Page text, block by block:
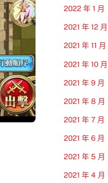
2022 年 1 月
2021 年 12 月
2021 年 11 月
2021 年 10 月
2021 年 9 月
2021 年 8 月
2021 年 7 月
2021 年 6 月
2021 年 5 月
2021 年 4 月